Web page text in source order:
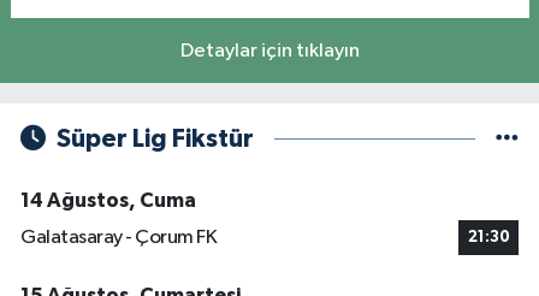
Detaylar için tıklayın
Süper Lig Fikstür
14 Ağustos, Cuma
Galatasaray - Çorum FK
21:30